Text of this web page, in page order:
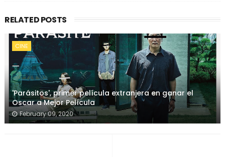
RELATED POSTS
CINE
'Parásitos', primer película extranjera en ganar el
Oscar a Mejor Película
February 09, 2020